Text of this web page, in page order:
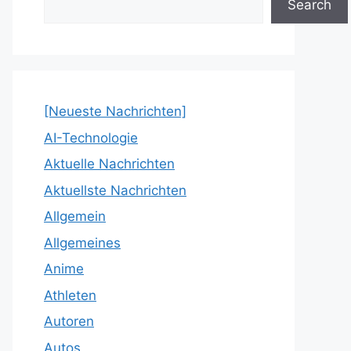
Search
[Neueste Nachrichten]
AI-Technologie
Aktuelle Nachrichten
Aktuellste Nachrichten
Allgemein
Allgemeines
Anime
Athleten
Autoren
Autos